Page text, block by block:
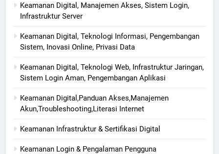
Keamanan Digital, Manajemen Akses, Sistem Login,
Infrastruktur Server
Keamanan Digital, Teknologi Informasi, Pengembangan
Sistem, Inovasi Online, Privasi Data
Keamanan Digital, Teknologi Web, Infrastruktur Jaringan,
Sistem Login Aman, Pengembangan Aplikasi
Keamanan Digital,Panduan Akses,Manajemen
Akun,Troubleshooting,Literasi Internet
Keamanan Infrastruktur & Sertifikasi Digital
Keamanan Login & Pengalaman Pengguna